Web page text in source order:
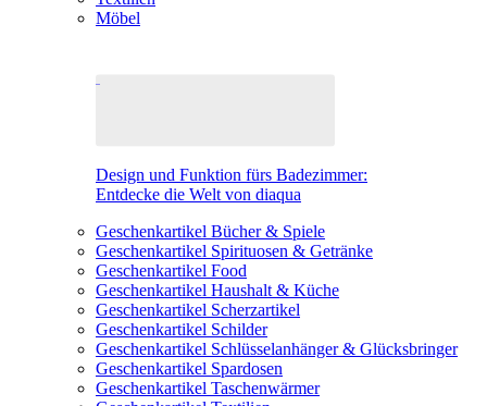
Möbel
Design und Funktion fürs Badezimmer:
Entdecke die Welt von diaqua
Geschenkartikel Bücher & Spiele
Geschenkartikel Spirituosen & Getränke
Geschenkartikel Food
Geschenkartikel Haushalt & Küche
Geschenkartikel Scherzartikel
Geschenkartikel Schilder
Geschenkartikel Schlüsselanhänger & Glücksbringer
Geschenkartikel Spardosen
Geschenkartikel Taschenwärmer